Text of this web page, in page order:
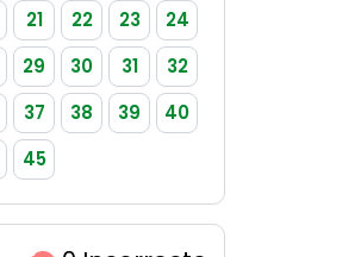
21 22 23
24
29 30 31
32
37 38 39
40
45